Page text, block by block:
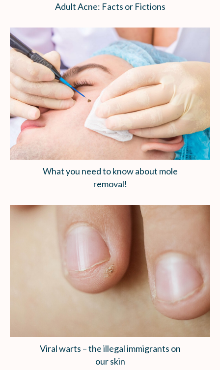
Adult Acne: Facts or Fictions
What you need to know about mole
removal!
Viral warts – the illegal immigrants on
our skin